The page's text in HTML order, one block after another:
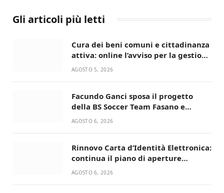
Gli articoli più letti
Cura dei beni comuni e cittadinanza
attiva: online l’avviso per la gestione
condivisa della Villetta di Laureto
AGOSTO 5, 2026
Facundo Ganci sposa il progetto
della BS Soccer Team Fasano e
ritorna in campo
AGOSTO 6, 2026
Rinnovo Carta d’Identità Elettronica:
continua il piano di aperture
straordinarie del Comune di Fasano
AGOSTO 6, 2026